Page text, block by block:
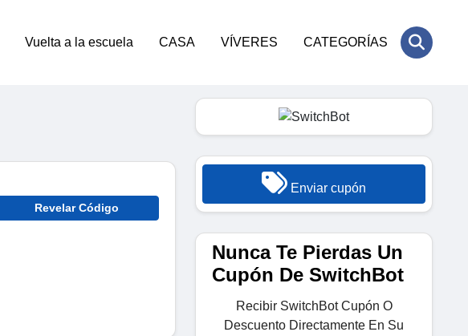
Vuelta a la escuela CASA VÍVERES CATEGORÍAS
Revelar Código
Enviar cupón
Nunca Te Pierdas Un
Cupón De SwitchBot
Recibir SwitchBot Cupón O
Descuento Directamente En Su